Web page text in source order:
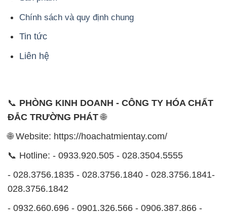
📞
PHÒNG KINH DOANH - CÔNG TY HÓA CHẤT
ĐẮC TRƯỜNG PHÁT
- 028.3756.1835 - 028.3756.1840 - 028.3756.1841-
0902.765.866
📧 Email: hoachat@dactruongphat.vn
ĐỊA CHỈ